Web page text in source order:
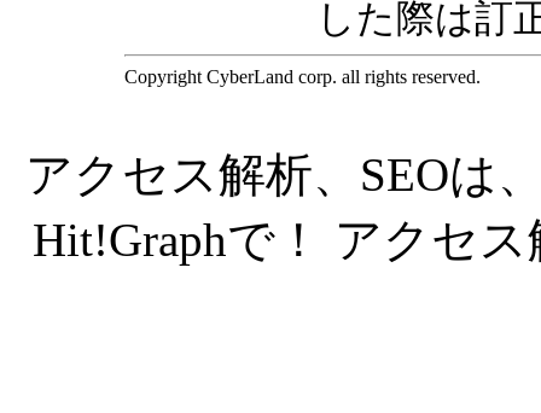
した際は訂
Copyright CyberLand corp. all rights reserved.
アクセス解析、 SEOは
Hit!Graphで！ アクセス